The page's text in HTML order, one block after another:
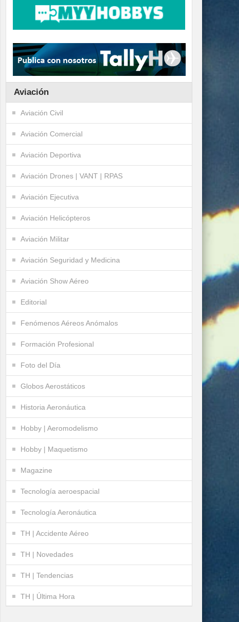
Aviación
Aviación Civil
Aviación Comercial
Aviación Deportiva
Aviación Drones | VANT | RPAS
Aviación Ejecutiva
Aviación Helicópteros
Aviación Militar
Aviación Seguridad y Medicina
Aviación Show Aéreo
Editorial
Fenómenos Aéreos Anómalos
Formación Profesional
Foto del Día
Globos Aerostáticos
Historia Aeronáutica
Hobby | Aeromodelismo
Hobby | Maquetismo
Magazine
Tecnología aeroespacial
Tecnología Aeronáutica
TH | Accidente Aéreo
TH | Novedades
TH | Tendencias
TH | Última Hora